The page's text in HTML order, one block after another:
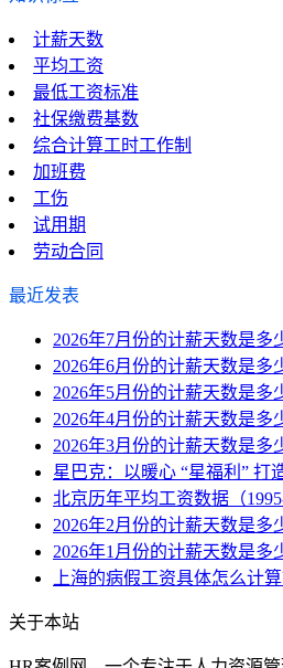
计薪天数
平均工资
最低工资标准
社保缴费基数
综合计算工时工作制
加班费
工伤
试用期
劳动合同
最近发表
2026年7月份的计薪天数是多
2026年6月份的计薪天数是多
2026年5月份的计薪天数是多
2026年4月份的计薪天数是多
2026年3月份的计薪天数是多
星巴克：以暖心 “星福利” 打
北京历年平均工资数据（1995-
2026年2月份的计薪天数是多
2026年1月份的计薪天数是多
上海的病假工资具体怎么计算
关于本站